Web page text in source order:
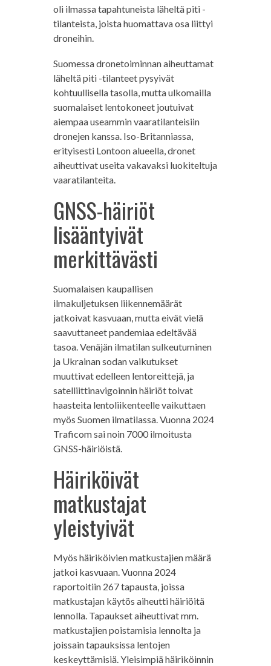
oli ilmassa tapahtuneista läheltä piti -
tilanteista, joista huomattava osa liittyi
droneihin.
Suomessa dronetoiminnan aiheuttamat
läheltä piti -tilanteet pysyivät
kohtuullisella tasolla, mutta ulkomailla
suomalaiset lentokoneet joutuivat
aiempaa useammin vaaratilanteisiin
dronejen kanssa. Iso-Britanniassa,
erityisesti Lontoon alueella, dronet
aiheuttivat useita vakavaksi luokiteltuja
vaaratilanteita.
GNSS-häiriöt
lisääntyivät
merkittävästi
Suomalaisen kaupallisen
ilmakuljetuksen liikennemäärät
jatkoivat kasvuaan, mutta eivät vielä
saavuttaneet pandemiaa edeltävää
tasoa. Venäjän ilmatilan sulkeutuminen
ja Ukrainan sodan vaikutukset
muuttivat edelleen lentoreittejä, ja
satelliittinavigoinnin häiriöt toivat
haasteita lentoliikenteelle vaikuttaen
myös Suomen ilmatilassa. Vuonna 2024
Traficom sai noin 7000 ilmoitusta
GNSS-häiriöistä.
Häiriköivät
matkustajat
yleistyivät
Myös häiriköivien matkustajien määrä
jatkoi kasvuaan. Vuonna 2024
raportoitiin 267 tapausta, joissa
matkustajan käytös aiheutti häiriöitä
lennolla. Tapaukset aiheuttivat mm.
matkustajien poistamisia lennolta ja
joissain tapauksissa lentojen
keskeyttämisiä. Yleisimpiä häiriköinnin